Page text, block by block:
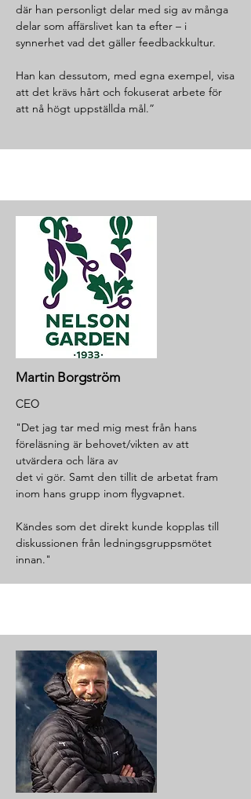
där han personligt delar med sig av många
delar som affärslivet kan ta efter – i
synnerhet vad det gäller feedbackkultur.
Han kan dessutom, med egna exempel, visa
att det krävs hårt och fokuserat arbete för
att nå högt uppställda mål.”
Martin Borgström
CEO
"Det jag tar med mig mest från hans
föreläsning är behovet/vikten av att
utvärdera och lära av
det vi gör. Samt den tillit de arbetat fram
inom hans grupp inom flygvapnet.
Kändes som det direkt kunde kopplas till
diskussionen från ledningsgruppsmötet
innan."